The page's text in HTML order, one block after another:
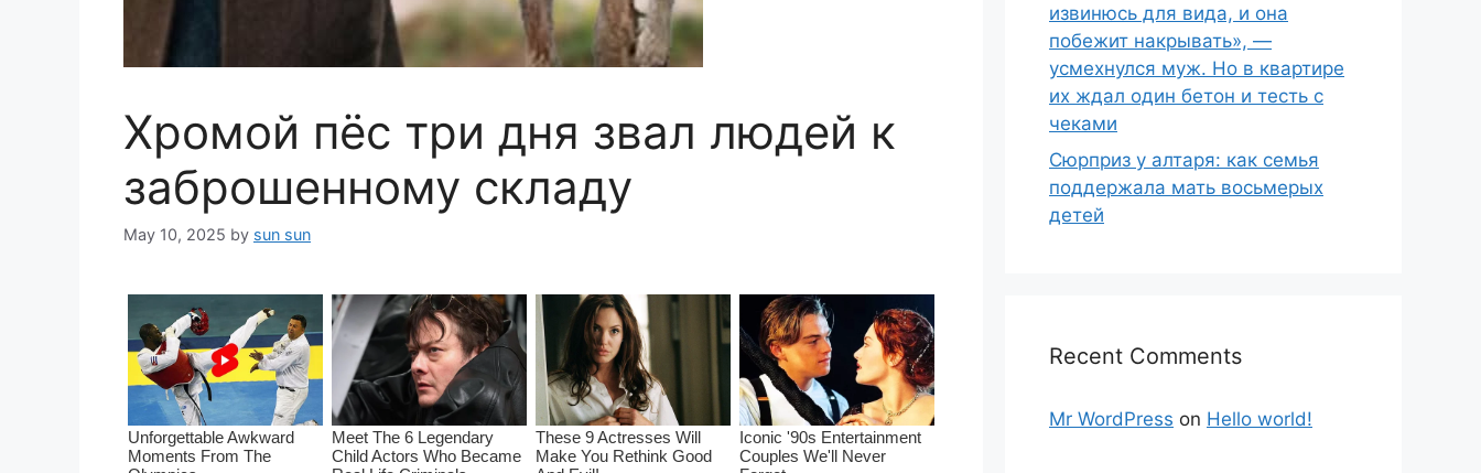
Хромой пёс три дня звал людей к
заброшенному складу
May 10, 2025 by sun sun
извинюсь для вида, и она
побежит накрывать», —
усмехнулся муж. Но в квартире
их ждал один бетон и тесть с
чеками
Сюрприз у алтаря: как семья
поддержала мать восьмерых
детей
Recent Comments
Mr WordPress on Hello world!